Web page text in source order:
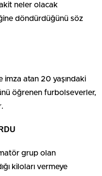
neler olacak
döndürdüğünü söz
imza atan 20 yaşındaki
öğrenen furbolseverler,
grup olan
kiloları vermeye